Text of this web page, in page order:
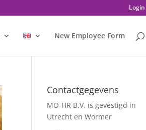
Login
New Employee Form
Contactgegevens
MO-HR B.V. is gevestigd in
Utrecht en Wormer